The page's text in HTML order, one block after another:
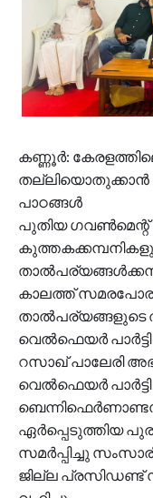
കണ്ണൂർ:
തല്ലിയൊതുക്കാൻ
പാഠങ്ങൾ
പുതിയ ഗവൺമെന്റ്
കാലത്ത്
താൽപര്യങ്ങളുടെ
വെൽഫെയർ
റസാഖ് പാലേരി
വെൽഫെയർ പാർട്ടി
ഏർപ്പെടുത്തിയ
സമർപ്പിച്ചു
ജില്ല പ്രസിഡണ്ട്